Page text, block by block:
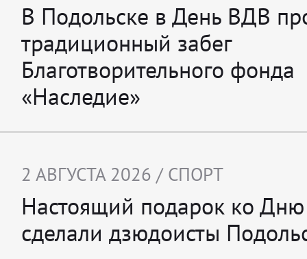
В Подольске в День ВДВ
традиционный забег
Благотворительного фонда
«Наследие»
2 АВГУСТА 2026 / СПОРТ
Настоящий подарок ко
сделали дзюдоисты